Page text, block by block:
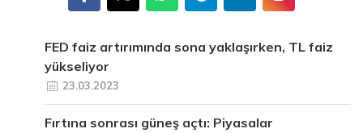
FED faiz artırımında sona yaklaşırken, TL faiz
yükseliyor
23.03.2023
Fırtına sonrası güneş açtı: Piyasalar